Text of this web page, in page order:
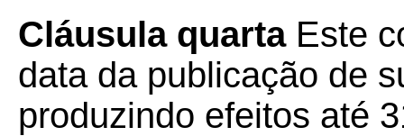
Cláusula quarta Este
data da publicação de
produzindo efeitos até